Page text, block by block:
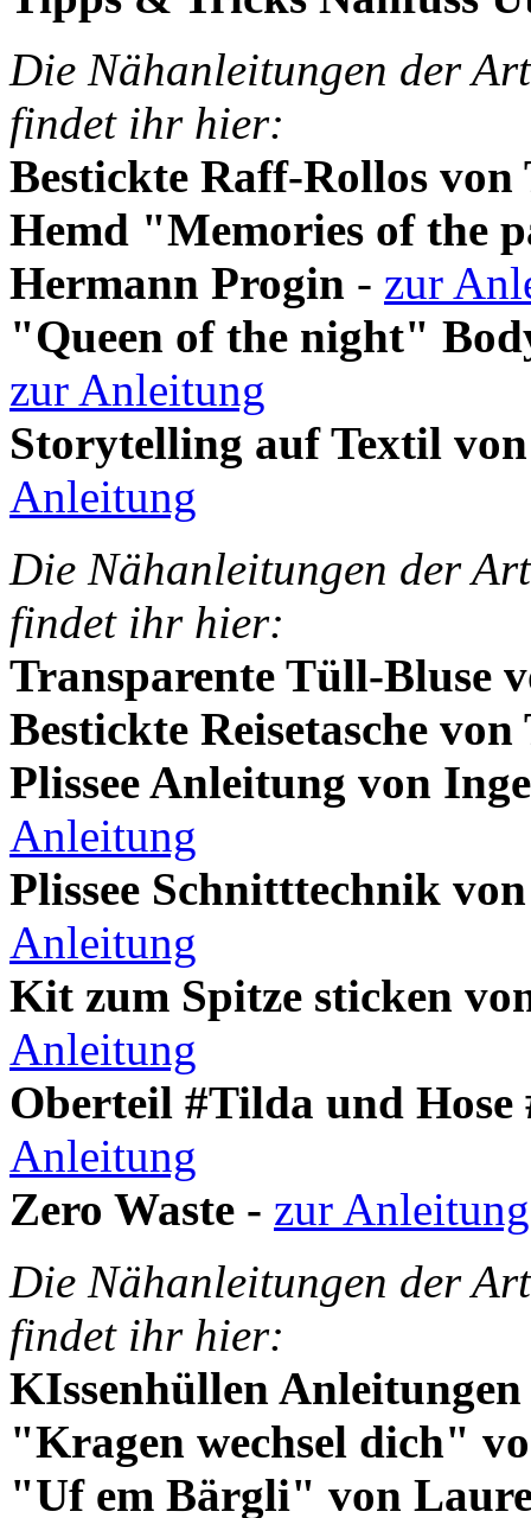
Die Nähanleitungen der
findet ihr hier:
Bestickte Raff-Rollos
Hemd "Memories of the
Hermann Progin - zur
"Queen of the night"
zur Anleitung
Storytelling auf Textil
Anleitung
Die Nähanleitungen der
findet ihr hier:
Transparente Tüll-Bluse
Bestickte Reisetasche
Plissee Anleitung von
Anleitung
Plissee Schnitttechnik
Anleitung
Kit zum Spitze sticken
Anleitung
Oberteil #Tilda und
Anleitung
Zero Waste - zur Anleitung
Die Nähanleitungen der
findet ihr hier:
KIssenhüllen Anleitungen
"Kragen wechsel dich"
"Uf em Bärgli" von